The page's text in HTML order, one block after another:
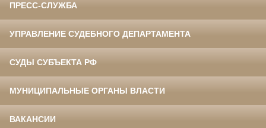
ПРЕСС-СЛУЖБА
УПРАВЛЕНИЕ СУДЕБНОГО ДЕПАРТАМЕНТА
СУДЫ СУБЪЕКТА РФ
МУНИЦИПАЛЬНЫЕ ОРГАНЫ ВЛАСТИ
ВАКАНСИИ